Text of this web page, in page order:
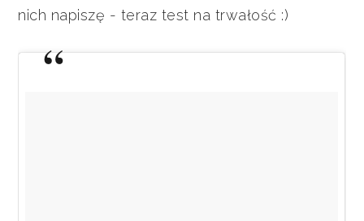
nich napiszę - teraz test na trwałość :)